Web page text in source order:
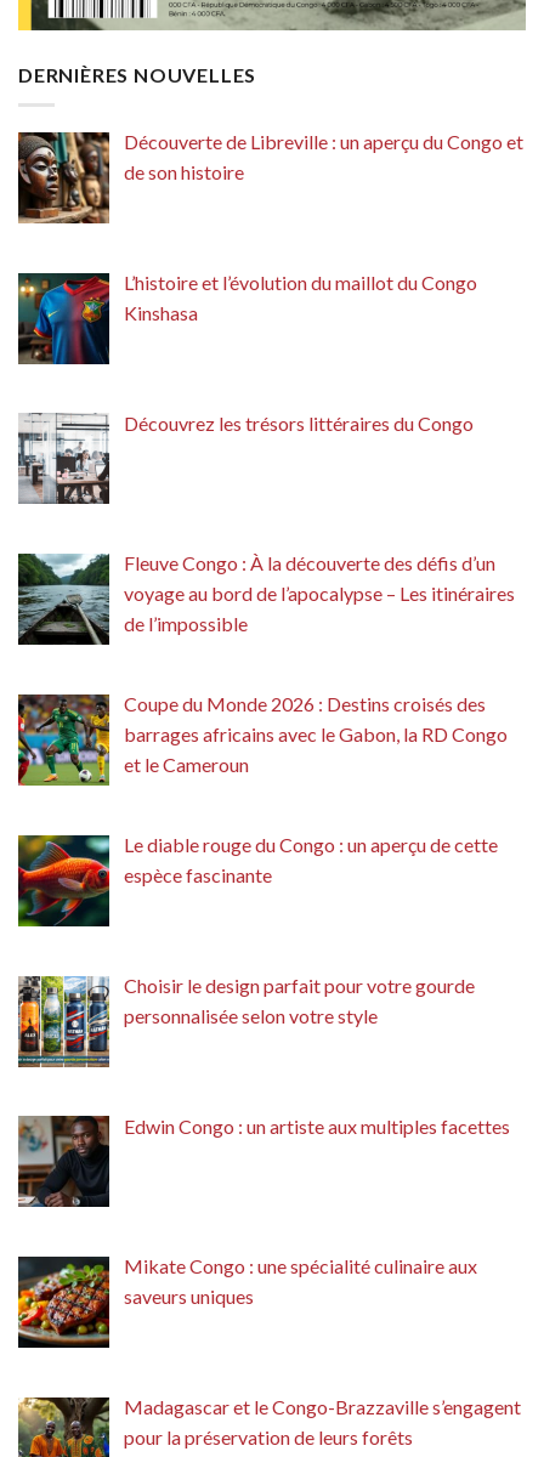
DERNIÈRES NOUVELLES
Découverte de Libreville : un aperçu du Congo et
de son histoire
L’histoire et l’évolution du maillot du Congo
Kinshasa
Découvrez les trésors littéraires du Congo
Fleuve Congo : À la découverte des défis d’un
voyage au bord de l’apocalypse – Les itinéraires
de l’impossible
Coupe du Monde 2026 : Destins croisés des
barrages africains avec le Gabon, la RD Congo
et le Cameroun
Le diable rouge du Congo : un aperçu de cette
espèce fascinante
Choisir le design parfait pour votre gourde
personnalisée selon votre style
Edwin Congo : un artiste aux multiples facettes
Mikate Congo : une spécialité culinaire aux
saveurs uniques
Madagascar et le Congo-Brazzaville s’engagent
pour la préservation de leurs forêts